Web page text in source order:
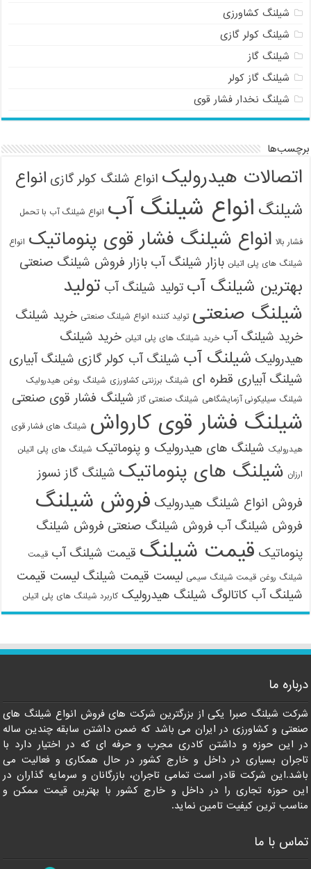
شیلنگ کشاورزی
شیلنگ کولر گازی
شیلنگ گاز
شیلنگ گاز کولر
شیلنگ نخدار فشار قوی
برچسب‌ها
اتصالات هیدرولیک انواع شلنگ کولر گازی انواع
شیلنگ انواع شیلنگ آب انواع شیلنگ آب با تحمل
فشار بالا انواع شیلنگ فشار قوی پنوماتیک انواع
شیلنگ های پلی اتیلن بازار شیلنگ آب بازار فروش شیلنگ صنعتی
بهترین شیلنگ آب تولید شیلنگ آب تولید
شیلنگ صنعتی تولید کننده انواع شیلنگ صنعتی خرید شیلنگ
خرید شیلنگ آب خرید شیلنگ های پلی اتیلن خرید شیلنگ
هیدرولیک شیلنگ آب شیلنگ آب کولر گازی شیلنگ آبیاری
شیلنگ آبیاری قطره ای شیلنگ برزنتی کشاورزی شیلنگ روغن هیدرولیک
شیلنگ سیلیکونی آزمایشگاهی شیلنگ صنعتی گاز شیلنگ فشار قوی صنعتی
شیلنگ فشار قوی کارواش شیلنگ های فشار قوی
هیدرولیک شیلنگ های هیدرولیک و پنوماتیک شیلنگ های پلی اتیلن
ارزان شیلنگ های پنوماتیک شیلنگ گاز نسوز
فروش انواع شیلنگ هیدرولیک فروش شیلنگ
فروش شیلنگ آب فروش شیلنگ صنعتی فروش شیلنگ
پنوماتیک قیمت شیلنگ قیمت شیلنگ آب قیمت
شیلنگ روغن قیمت شیلنگ سیمی لیست قیمت شیلنگ لیست قیمت
شیلنگ آب کاتالوگ شیلنگ هیدرولیک کاربرد شیلنگ های پلی اتیلن
درباره ما
شرکت شیلنگ صبرا یکی از بزرگترین شرکت های فروش انواع شیلنگ های
صنعتی و کشاورزی در ایران می باشد که ضمن داشتن سابقه چندین ساله
در این حوزه و داشتن کادری مجرب و حرفه ای که در اختیار دارد با
تاجران بسیاری در داخل و خارج کشور در حال همکاری و فعالیت می
باشد.این شرکت قادر است تمامی تاجران، بازرگانان و سرمایه گذاران در
این حوزه تجاری را در داخل و خارج کشور با بهترین قیمت ممکن و
مناسب ترین کیفیت تامین نماید.
تماس با ما